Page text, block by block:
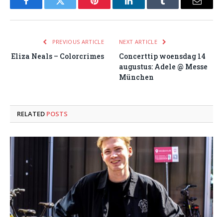
FacebookTwitter Pinterest LinkedInTumblr Email
PREVIOUS ARTICLE
Eliza Neals – Colorcrimes
NEXT ARTICLE
Concerttip woensdag 14
augustus: Adele @ Messe
München
RELATED POSTS